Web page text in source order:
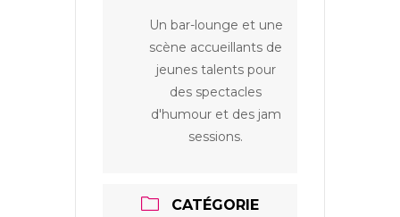
Un bar-lounge et une
scène accueillants de
jeunes talents pour
des spectacles
d'humour et des jam
sessions.
CATÉGORIE